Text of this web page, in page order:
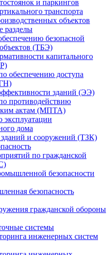
и паркингов
транспорта
объектов
разделы
безопасной
(ТБЭ)
капитального
обеспечению доступа
зданий (ЭЭ)
противодействию
актам (МПТА)
эксплуатации
дома
и сооружений (ТЗК)
по гражданской
безопасности
безопасность
гражданской обороны
системы
инженерных систем